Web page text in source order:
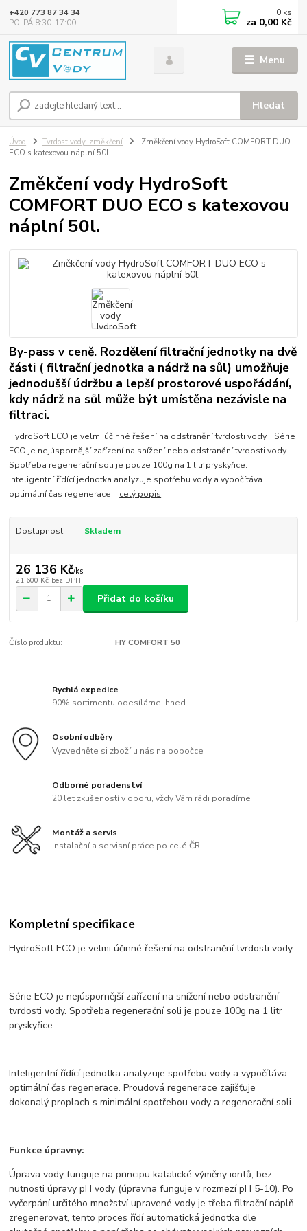
Menu
Hledat
+420 773 87 34 34
PO-PÁ 8:30-17:00
0 ks
za 0,00 Kč
Úvod Tvrdost vody-změkčení
Změkčení vody HydroSoft COMFORT DUO
ECO s katexovou náplní 50l.
Změkčení vody HydroSoft
COMFORT DUO ECO s katexovou
náplní 50l.
By-pass v ceně. Rozdělení filtrační jednotky na dvě
části ( filtrační jednotka a nádrž na sůl) umožňuje
jednodušší údržbu a lepší prostorové uspořádání,
kdy nádrž na sůl může být umístěna nezávisle na
filtraci.
HydroSoft ECO je velmi účinné řešení na odstranění tvrdosti vody. Série
ECO je nejúspornější zařízení na snížení nebo odstranění tvrdosti vody.
Spotřeba regenerační soli je pouze 100g na 1 litr pryskyřice.
Inteligentní řídící jednotka analyzuje spotřebu vody a vypočítáva
optimální čas regenerace... celý popis
Dostupnost Skladem
26 136 Kč/ks
21 600 Kč bez DPH
Přidat do košíku
Číslo produktu: HY COMFORT 50
Rychlá expedice
90% sortimentu odesíláme ihned
Osobní odběry
Vyzvedněte si zboží u nás na pobočce
Odborné poradenství
20 let zkušeností v oboru, vždy Vám rádi poradíme
Montáž a servis
Instalační a servisní práce po celé ČR
Kompletní specifikace
HydroSoft ECO je velmi účinné řešení na odstranění tvrdosti vody.
Série ECO je nejúspornější zařízení na snížení nebo odstranění
tvrdosti vody. Spotřeba regenerační soli je pouze 100g na 1 litr
pryskyřice.
Inteligentní řídící jednotka analyzuje spotřebu vody a vypočítáva
optimální čas regenerace. Proudová regenerace zajišťuje
dokonalý proplach s minimální spotřebou vody a regenerační soli.
Funkce úpravny:
Úprava vody funguje na principu katalické výměny iontů, bez
nutnosti úpravy pH vody (úpravna funguje v rozmezí pH 5-10). Po
vyčerpání určitého množství upravené vody je třeba filtrační náplň
zregenerovat, tento proces řídí automatická jednotka dle